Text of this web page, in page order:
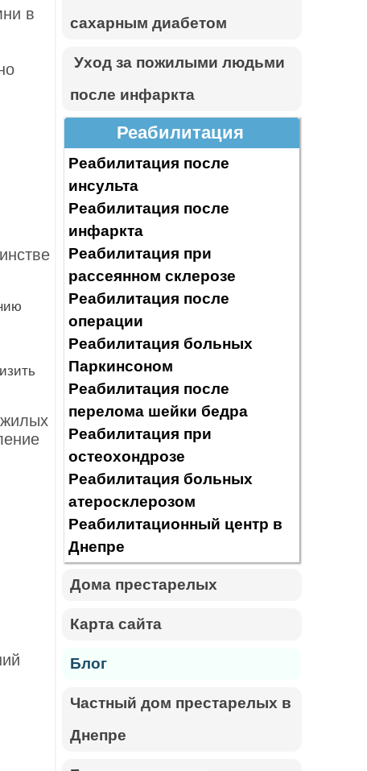
в
сахарным диабетом
Уход за пожилыми людьми
после инфаркта
Реабилитация
Реабилитация после
инсульта
Реабилитация после
инфаркта
Реабилитация при
рассеянном склерозе
Реабилитация после
операции
Реабилитация больных
Паркинсоном
Реабилитация после
перелома шейки бедра
Реабилитация при
остеохондрозе
Реабилитация больных
атеросклерозом
Реабилитационный центр в
Днепре
Дома престарелых
Карта сайта
Блог
Частный дом престарелых в
Днепре